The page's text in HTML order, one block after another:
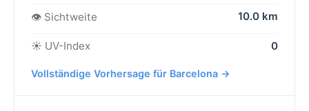
👁️ Sichtweite 10.0 km
☀️ UV-Index 0
Vollständige Vorhersage für Barcelona →